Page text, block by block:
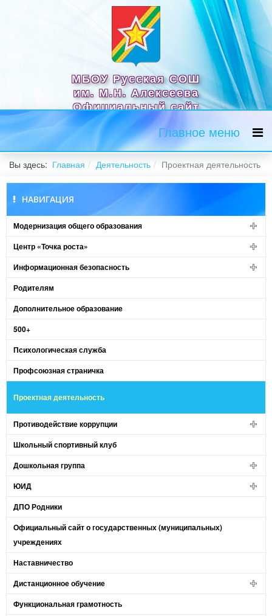
МБОУ Русская СОШ
им. М.Н. Алексеева
Официальный сайт
Главное меню
Вы здесь: Главная Деятельность Проектная деятельность
НАВИГАЦИЯ
Модернизация общего образования
Центр «Точка роста»
Информационная безопасность
Родителям
Дополнительное образование
500+
Психологическая служба
Профсоюзная страничка
Проектная деятельность
Противодействие коррупции
Школьный спортивный клуб
Дошкольная группа
ЮИД
ДПО Родники
Официальный сайт о государственных (муниципальных)
учреждениях
Наставничество
Дистанционное обучение
Функциональная грамотность